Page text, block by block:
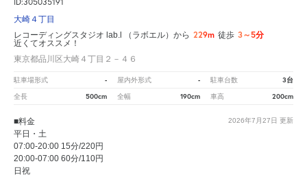
大崎４丁目
レコーディングスタジオ lab.l （ラボエル）から 229m 徒歩 3～5分
近くてオススメ！
東京都品川区大崎４丁目２－４６
駐車場形式 - 屋内外形式 - 駐車台数 3台
全長 500cm 全幅 190cm 車高 200cm
2026年7月27日 更新
■料金
平日・土
07:00-20:00 15分/220円
20:00-07:00 60分/110円
日祝